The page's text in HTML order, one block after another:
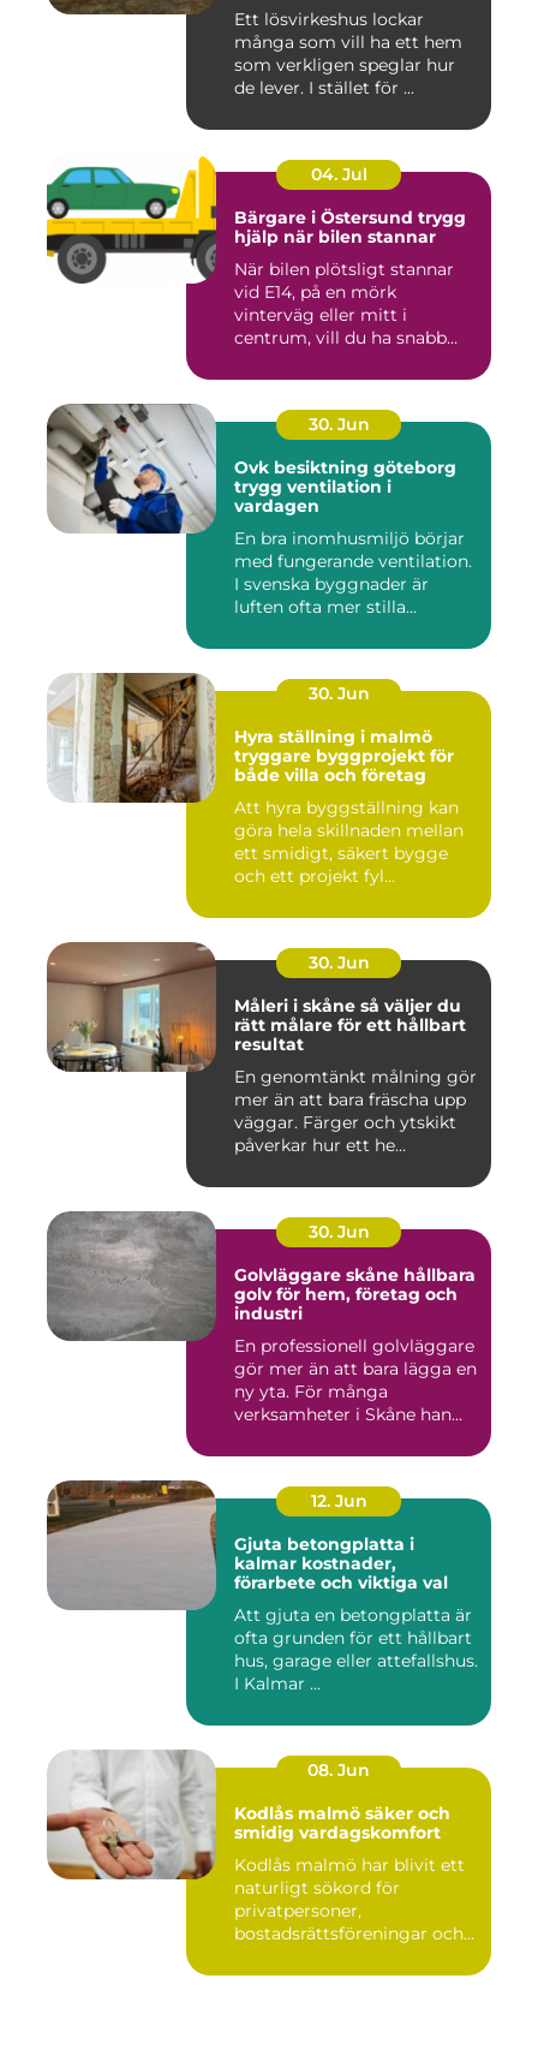
Ett lösvirkeshus lockar
många som vill ha ett hem
som verkligen speglar hur
de lever. I stället för ...
04. Jul
Bärgare i Östersund trygg
hjälp när bilen stannar
När bilen plötsligt stannar
vid E14, på en mörk
vinterväg eller mitt i
centrum, vill du ha snabb
30. Jun
Ovk besiktning göteborg
trygg ventilation i
vardagen
En bra inomhusmiljö börjar
med fungerande ventilation.
I svenska byggnader är
luften ofta mer stilla...
30. Jun
Hyra ställning i malmö
tryggare byggprojekt för
både villa och företag
Att hyra byggställning kan
göra hela skillnaden mellan
ett smidigt, säkert bygge
och ett projekt fyl...
30. Jun
Måleri i skåne så väljer du
rätt målare för ett hållbart
resultat
En genomtänkt målning gör
mer än att bara fräscha upp
väggar. Färger och ytskikt
påverkar hur ett he...
30. Jun
Golvläggare skåne hållbara
golv för hem, företag och
industri
En professionell golvläggare
gör mer än att bara lägga en
ny yta. För många
verksamheter i Skåne han...
12. Jun
Gjuta betongplatta i
kalmar kostnader,
förarbete och viktiga val
Att gjuta en betongplatta är
ofta grunden för ett hållbart
hus, garage eller attefallshus.
I Kalmar ...
08. Jun
Kodlås malmö säker och
smidig vardagskomfort
Kodlås malmö har blivit ett
naturligt sökord för
privatpersoner,
bostadsrättsföreningar och